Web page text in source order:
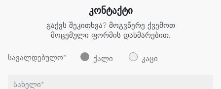
ᲙᲝᲜᲢᲐᲥᲢᲘ
Გაქვს Შეკითხვა?Მოგვწერე Ქვემოთ
Მოცემული Ფორმის Დახმარებით.
სავალდებულო* ქალი კაცი